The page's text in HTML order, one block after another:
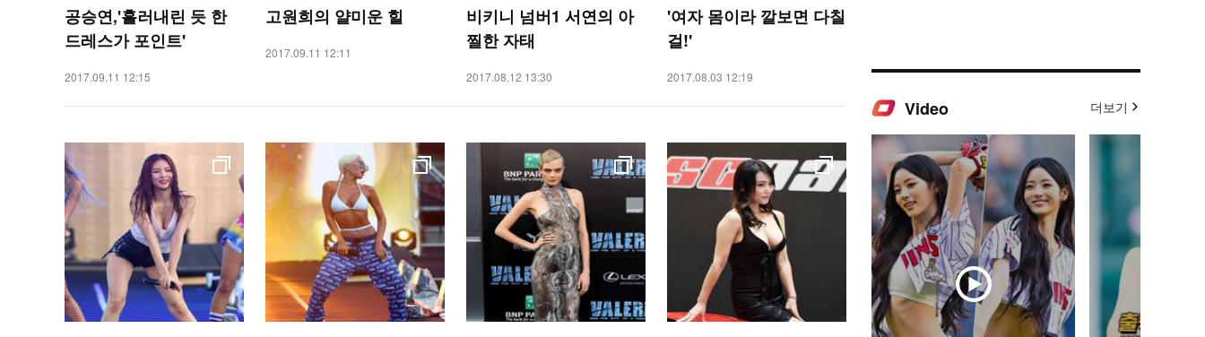
공승연,'흘러내린 듯 한
드레스가 포인트'
2017.09.11 12:15
고원희의 얄미운 힐
2017.09.11 12:11
비키니 넘버1 서연의 아
찔한 자태
2017.08.12 13:30
'여자 몸이라 깔보면 다칠
걸!'
2017.08.03 12:19
Video 더보기